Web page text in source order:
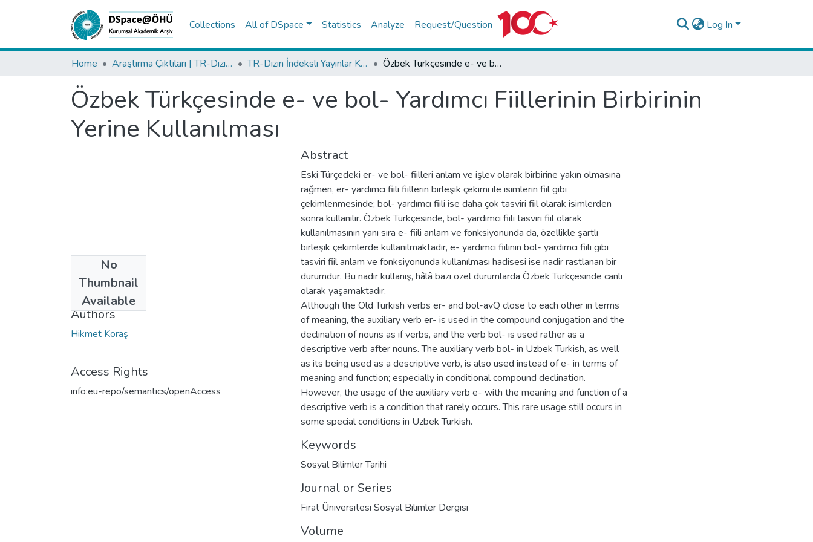
Collections All of DSpace Statistics Analyze Request/Question Log In
Home Araştırma Çıktıları | TR-Dizin | WoS | Scopus | PubMed TR-Dizin İndeksli Yayınlar Koleksiyonu Özbek Türkçesinde e- ve bol- Yardımcı Fiillerinin Birbirinin Yerine Kullanılması
Özbek Türkçesinde e- ve bol- Yardımcı Fiillerinin Birbirinin
Yerine Kullanılması
No
Thumbnail
Available
2008
Authors
Hikmet Koraş
Access Rights
info:eu-repo/semantics/openAccess
Abstract
Eski Türçedeki er- ve bol- fiilleri anlam ve işlev olarak birbirine yakın olmasına
rağmen, er- yardımcı fiili fiillerin birleşik çekimi ile isimlerin fiil gibi
çekimlenmesinde; bol- yardımcı fiili ise daha çok tasviri fiil olarak isimlerden
sonra kullanılır. Özbek Türkçesinde, bol- yardımcı fiili tasviri fiil olarak
kullanılmasının yanı sıra e- fiili anlam ve fonksiyonunda da, özellikle şartlı
birleşik çekimlerde kullanılmaktadır, e- yardımcı fiilinin bol- yardımcı fiili gibi
tasviri fiil anlam ve fonksiyonunda kullanılması hadisesi ise nadir rastlanan bir
durumdur. Bu nadir kullanış, hâlâ bazı özel durumlarda Özbek Türkçesinde canlı
olarak yaşamaktadır.
Although the Old Turkish verbs er- and bol-avQ close to each other in terms
of meaning, the auxiliary verb er- is used in the compound conjugation and the
declination of nouns as if verbs, and the verb bol- is used rather as a
descriptive verb after nouns. The auxiliary verb bol- in Uzbek Turkish, as well
as its being used as a descriptive verb, is also used instead of e- in terms of
meaning and function; especially in conditional compound declination.
However, the usage of the auxiliary verb e- with the meaning and function of a
descriptive verb is a condition that rarely occurs. This rare usage still occurs in
some special conditions in Uzbek Turkish.
Keywords
Sosyal Bilimler Tarihi
Journal or Series
Fırat Üniversitesi Sosyal Bilimler Dergisi
Volume